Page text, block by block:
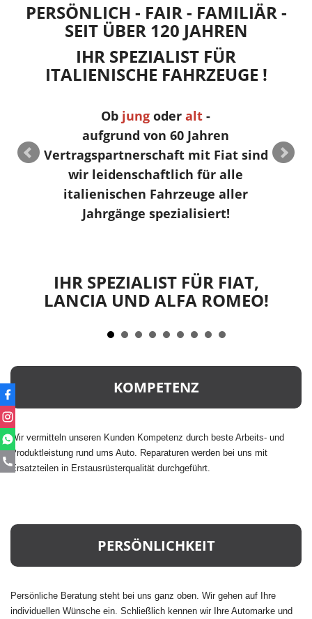
PERSÖNLICH - FAIR - FAMILIÄR -
SEIT ÜBER 120 JAHREN
IHR SPEZIALIST FÜR
ITALIENISCHE FAHRZEUGE !
Ob jung oderalt -
aufgrund von 60 Jahren
Vertragspartnerschaft mit Fiat sind
wir leidenschaftlich für alle
italienischen Fahrzeuge aller
Jahrgänge spezialisiert!
IHR SPEZIALIST FÜR FIAT,
LANCIA UND ALFA ROMEO!
KOMPETENZ
Wir vermitteln unseren Kunden Kompetenz durch beste Arbeits- und
Produktleistung rund ums Auto. Reparaturen werden bei uns mit
Ersatzteilen in Erstausrüsterqualität durchgeführt.
PERSÖNLICHKEIT
Persönliche Beratung steht bei uns ganz oben. Wir gehen auf Ihre
individuellen Wünsche ein. Schließlich kennen wir Ihre Automarke und